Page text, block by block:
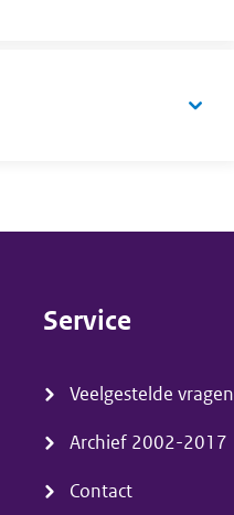
Service
Veelgestelde vragen
Archief 2002-2017
Contact